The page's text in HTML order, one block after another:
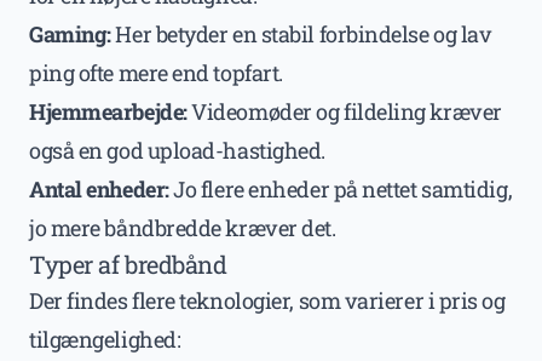
Gaming:Her betyder en stabil forbindelse og lav
ping ofte mere end topfart.
Hjemmearbejde:Videomøder og fildeling kræver
også en god upload-hastighed.
Antal enheder:Jo flere enheder på nettet samtidig,
jo mere båndbredde kræver det.
Typer af bredbånd
Der findes flere teknologier, som varierer i pris og
tilgængelighed: